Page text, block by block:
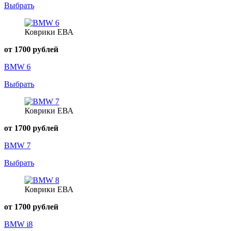
Выбрать
Коврики ЕВА
от 1700 рублей
BMW 6
Выбрать
Коврики ЕВА
от 1700 рублей
BMW 7
Выбрать
Коврики ЕВА
от 1700 рублей
BMW i8